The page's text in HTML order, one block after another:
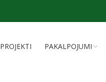
PROJEKTI PAKALPOJUMI